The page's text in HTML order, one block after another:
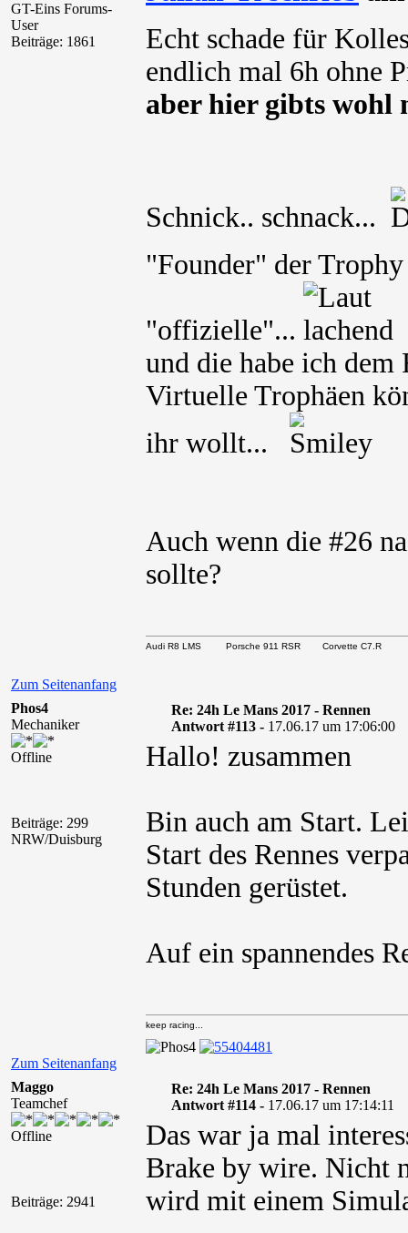
GT-Eins Forums-
User
Beiträge: 1861
Echt schade für
endlich mal 6h ohne
aber hier gibts wohl
Schnick.. schnack...
"Founder" der
"offizielle"...
und die habe ich dem
Virtuelle Trophäen
ihr wollt...
Auch wenn die #26
sollte?
Zum Seitenanfang
Audi R8 LMS Porsche 911 RSR Corvette C7.R
Phos4
Mechaniker
Offline
Beiträge: 299
NRW/Duisburg
Re: 24h Le Mans 2017 - Rennen
Antwort #113 - 17.06.17 um 17:06:00
Hallo! zusammen
Bin auch am Start.
Start des Rennes
Stunden gerüstet.
Auf ein spannendes
Zum Seitenanfang
keep racing...
Maggo
Teamchef
Offline
Beiträge: 2941
Re: 24h Le Mans 2017 - Rennen
Antwort #114 - 17.06.17 um 17:14:11
Das war ja mal
Brake by wire. Nicht
wird mit einem